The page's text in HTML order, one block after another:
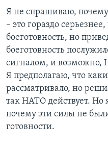
Я не спрашиваю,
– это гораздо
боеготовность, но
боеготовность
сигналом, и возможно,
Я предполагаю, что
рассматривало, но
так НАТО действует. Но
почему эти силы не
готовности.